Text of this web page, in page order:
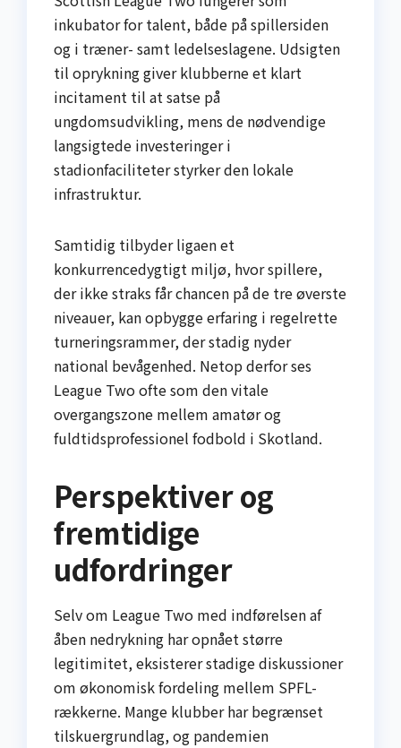
inkubator for talent, både på spillersiden
og i træner- samt ledelseslagene. Udsigten
til oprykning giver klubberne et klart
incitament til at satse på
ungdomsudvikling, mens de nødvendige
langsigtede investeringer i
stadionfaciliteter styrker den lokale
infrastruktur.
Samtidig tilbyder ligaen et
konkurrencedygtigt miljø, hvor spillere,
der ikke straks får chancen på de tre øverste
niveauer, kan opbygge erfaring i regelrette
turneringsrammer, der stadig nyder
national bevågenhed. Netop derfor ses
League Two ofte som den vitale
overgangszone mellem amatør og
fuldtidsprofessionel fodbold i Skotland.
Perspektiver og
fremtidige
udfordringer
Selv om League Two med indførelsen af
åben nedrykning har opnået større
legitimitet, eksisterer stadige diskussioner
om økonomisk fordeling mellem SPFL-
rækkerne. Mange klubber har begrænset
tilskuergrundlag, og pandemien